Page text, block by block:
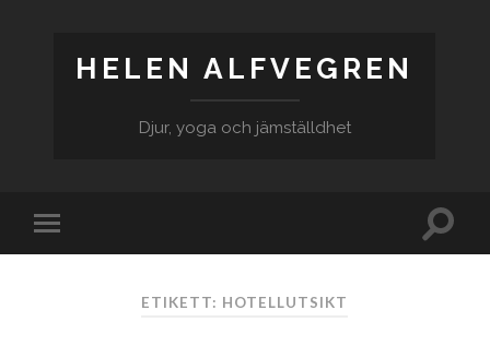
HELEN ALFVEGREN
Djur, yoga och jämställdhet
ETIKETT: HOTELLUTSIKT